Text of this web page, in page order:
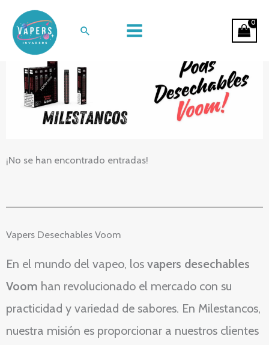
contenido
Buscar
Vapers Desechables Voom
¡No se han encontrado entradas!
Vapers Desechables Voom
En el mundo del vapeo, los vapers desechables
Voom han revolucionado el mercado con su
practicidad y variedad de sabores. En Milestancos,
nuestra misión es proporcionar a nuestros clientes